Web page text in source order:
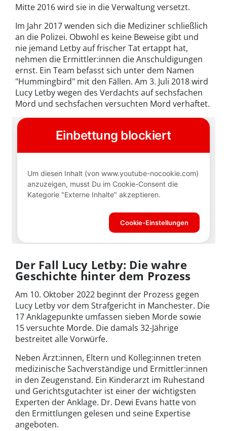
Mitte 2016 wird sie in die Verwaltung versetzt.
Im Jahr 2017 wenden sich die Mediziner schließlich
an die Polizei. Obwohl es keine Beweise gibt und
nie jemand Letby auf frischer Tat ertappt hat,
nehmen die Ermittler:innen die Anschuldigungen
ernst. Ein Team befasst sich unter dem Namen
"Hummingbird" mit den Fällen. Am 3. Juli 2018 wird
Lucy Letby wegen des Verdachts auf sechsfachen
Mord und sechsfachen versuchten Mord verhaftet.
Der Fall Lucy Letby: Die wahre
Geschichte hinter dem Prozess
Am 10. Oktober 2022 beginnt der Prozess gegen
Lucy Letby vor dem Strafgericht in Manchester. Die
17 Anklagepunkte umfassen sieben Morde sowie
15 versuchte Morde. Die damals 32-Jährige
bestreitet alle Vorwürfe.
Neben Ärzt:innen, Eltern und Kolleg:innen treten
medizinische Sachverständige und Ermittler:innen
in den Zeugenstand. Ein Kinderarzt im Ruhestand
und Gerichtsgutachter ist einer der wichtigsten
Experten der Anklage. Dr. Dewi Evans hatte von
den Ermittlungen gelesen und seine Expertise
angeboten.